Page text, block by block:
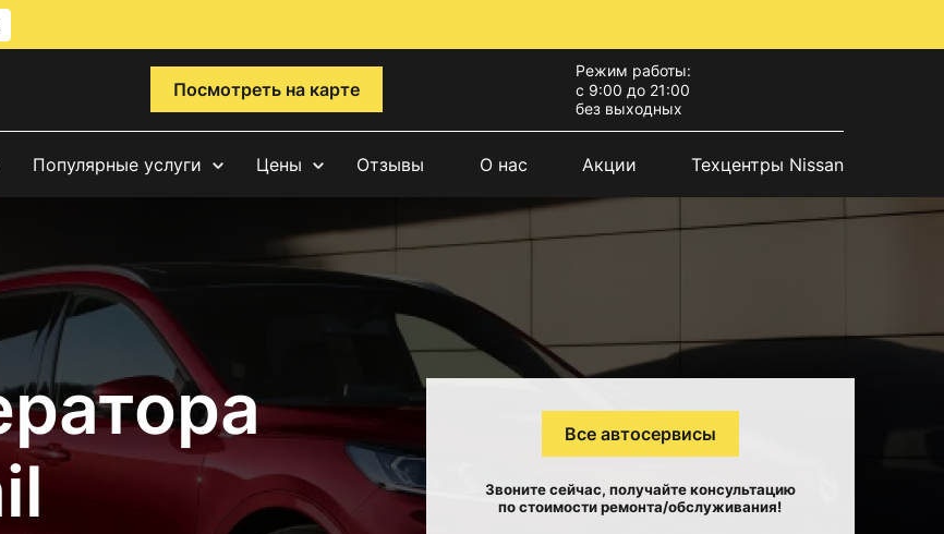
Посмотреть на карте
Режим работы:
с 9:00 до 21:00
без выходных
Популярные услуги Цены Отзывы О нас Акции Техцентры Nissan
Все автосервисы
Звоните сейчас, получайте консультацию
по стоимости ремонта/обслуживания!